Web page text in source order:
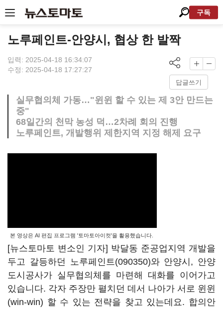
구독
노루페인트-안양시, 협상 한 발짝
입력: 2025-04-18 16:34:07
수정: 2025-04-18 17:27:27
답글쓰기
실무협의체 가동…"윈윈 할 수 있는 제 3안 만드는
중"
68일간의 천막 농성 덕…2차례 회의 진행
노루페인트, 개발행위 제한지역 지정 해제 요구
본 영상은 AI 편집 프로그램 '토마토아이컷'을 활용했습니다.
[뉴스토마토 변소인 기자] 박달동 준공업지역 개발을
두고 갈등하던 노루페인트(090350)와 안양시, 안양
도시공사가 실무협의체를 마련해 대화를 이어가고
있습니다. 각자 주장만 펼치던 데서 나아가 서로 윈윈
(win-win) 할 수 있는 전략을 찾고 있는데요. 합의안